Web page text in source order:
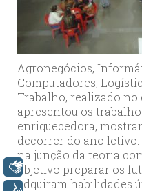
Agronegócios,
Computadores,
Trabalho, realizado no
apresentou os
enriquecedora,
decorrer do ano
na junção da teoria
objetivo preparar os
adquiram habilidades
Libras